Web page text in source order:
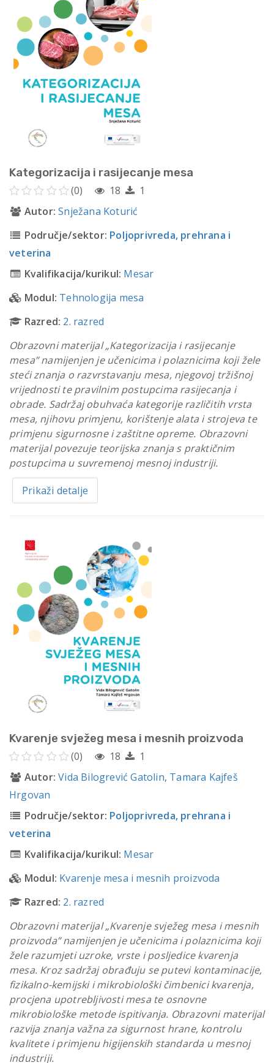
Kategorizacija i rasijecanje mesa
(0) 18
1
Autor: Snježana Koturić
Područje/sektor: Poljoprivreda, prehrana i
veterina
Kvalifikacija/kurikul: Mesar
Modul: Tehnologija mesa
Razred: 2. razred
Obrazovni materijal „Kategorizacija i rasijecanje
mesa” namijenjen je učenicima i polaznicima koji žele
steći znanja o razvrstavanju mesa, njegovoj tržišnoj
vrijednosti te pravilnim postupcima rasijecanja i
obrade. Sadržaj obuhvaća kategorije različitih vrsta
mesa, njihovu primjenu, korištenje alata i strojeva te
primjenu sigurnosne i zaštitne opreme. Obrazovni
materijal povezuje teorijska znanja s praktičnim
postupcima u suvremenoj mesnoj industriji.
Prikaži detalje
Kvarenje svježeg mesa i mesnih proizvoda
(0) 18
1
Autor: Vida Bilogrević Gatolin, Tamara Kajfeš
Hrgovan
Područje/sektor: Poljoprivreda, prehrana i
veterina
Kvalifikacija/kurikul: Mesar
Modul: Kvarenje mesa i mesnih proizvoda
Razred: 2. razred
Obrazovni materijal „Kvarenje svježeg mesa i mesnih
proizvoda” namijenjen je učenicima i polaznicima koji
žele razumjeti uzroke, vrste i posljedice kvarenja
mesa. Kroz sadržaj obrađuju se putevi kontaminacije,
fizikalno-kemijski i mikrobiološki čimbenici kvarenja,
procjena upotrebljivosti mesa te osnovne
mikrobiološke metode ispitivanja. Obrazovni materijal
razvija znanja važna za sigurnost hrane, kontrolu
kvalitete i primjenu higijenskih standarda u mesnoj
industriji.